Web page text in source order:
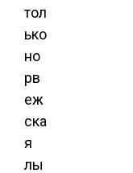
тол
ько
но
рв
еж
ска
я
лы